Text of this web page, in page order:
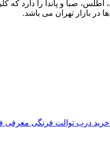
اطلس، صبا و پاندا را دارد
در بازار تهران می باشد.
معرفی